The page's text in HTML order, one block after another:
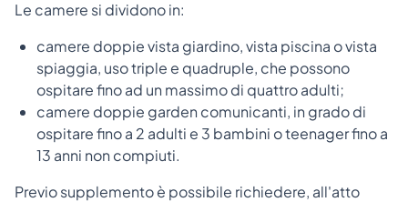
Le camere si dividono in:
camere doppie vista giardino, vista piscina o vista
spiaggia, uso triple e quadruple, che possono
ospitare fino ad un massimo di quattro adulti;
camere doppie garden comunicanti, in grado di
ospitare fino a 2 adulti e 3 bambini o teenager fino a
13 anni non compiuti.
Previo supplemento è possibile richiedere, all'atto